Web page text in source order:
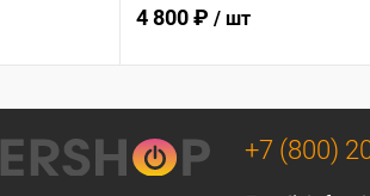
лимфодренажа
4 800 ₽ / шт
+7 (800)